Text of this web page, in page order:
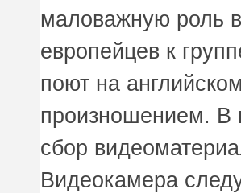
маловажную роль
европейцев к
поют на
произношением. В
сбор
Видеокамера